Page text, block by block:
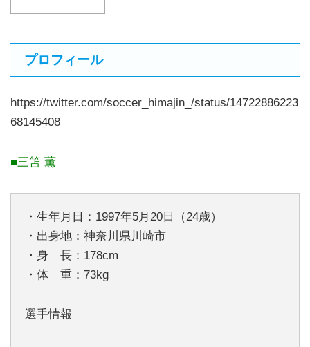
プロフィール
https://twitter.com/soccer_himajin_/status/14722886223
68145408
■三笘 薫
・生年月日：1997年5月20日（24歳）
・出身地：神奈川県川崎市
・身 長：178cm
・体 重：73kg
選手情報